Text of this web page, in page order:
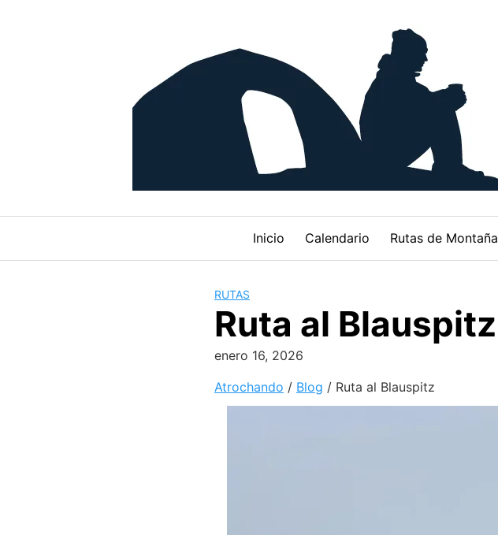
Inicio Calendario Rutas de Montaña
RUTAS
Ruta al Blauspitz
enero 16, 2026
Atrochando / Blog / Ruta al Blauspitz